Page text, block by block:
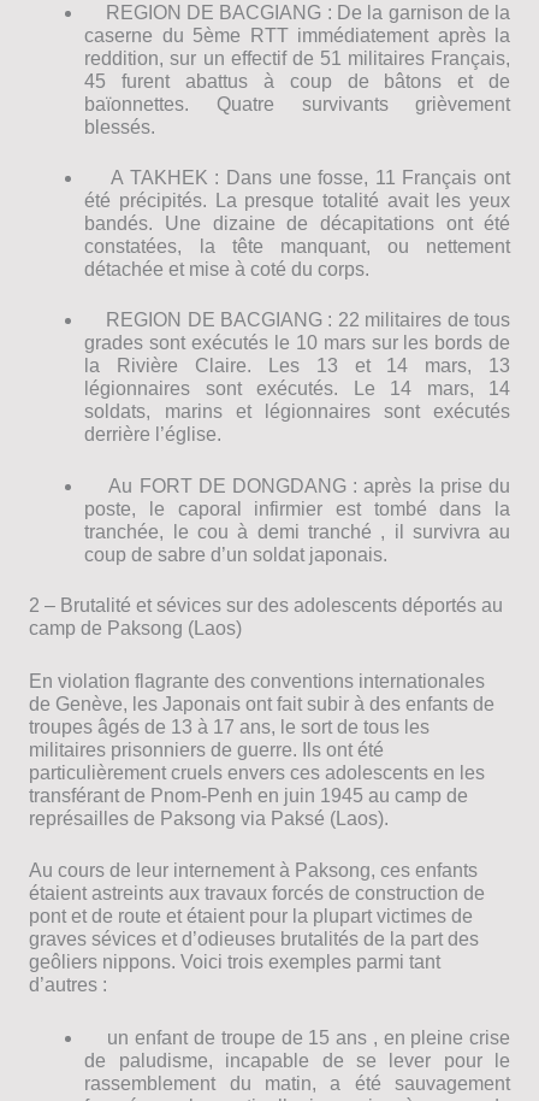
REGION DE BACGIANG : De la garnison de la
caserne du 5ème RTT immédiatement après la
reddition, sur un effectif de 51 militaires Français,
45 furent abattus à coup de bâtons et de
baïonnettes. Quatre survivants grièvement
blessés.
A TAKHEK : Dans une fosse, 11 Français ont
été précipités. La presque totalité avait les yeux
bandés. Une dizaine de décapitations ont été
constatées, la tête manquant, ou nettement
détachée et mise à coté du corps.
REGION DE BACGIANG : 22 militaires de tous
grades sont exécutés le 10 mars sur les bords de
la Rivière Claire. Les 13 et 14 mars, 13
légionnaires sont exécutés. Le 14 mars, 14
soldats, marins et légionnaires sont exécutés
derrière l’église.
Au FORT DE DONGDANG : après la prise du
poste, le caporal infirmier est tombé dans la
tranchée, le cou à demi tranché , il survivra au
coup de sabre d’un soldat japonais.
2 – Brutalité et sévices sur des adolescents déportés au
camp de Paksong (Laos)
En violation flagrante des conventions internationales
de Genève, les Japonais ont fait subir à des enfants de
troupes âgés de 13 à 17 ans, le sort de tous les
militaires prisonniers de guerre. Ils ont été
particulièrement cruels envers ces adolescents en les
transférant de Pnom-Penh en juin 1945 au camp de
représailles de Paksong via Paksé (Laos).
Au cours de leur internement à Paksong, ces enfants
étaient astreints aux travaux forcés de construction de
pont et de route et étaient pour la plupart victimes de
graves sévices et d’odieuses brutalités de la part des
geôliers nippons. Voici trois exemples parmi tant
d’autres :
un enfant de troupe de 15 ans , en pleine crise
de paludisme, incapable de se lever pour le
rassemblement du matin, a été sauvagement